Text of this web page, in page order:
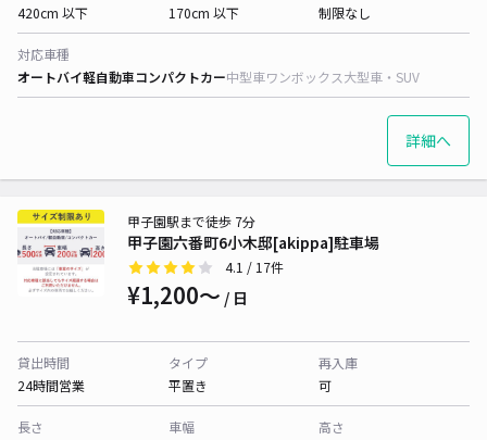
420cm 以下
170cm 以下
制限なし
対応車種
オートバイ軽自動車コンパクトカー中型車ワンボックス大型車・SUV
詳細へ
甲子園六番町6小木邸[akippa]駐車場
甲子園駅まで徒歩 7分
4.1 / 17件
¥1,200〜 / 日
貸出時間
24時間営業
タイプ
平置き
再入庫
可
長さ 車幅 高さ